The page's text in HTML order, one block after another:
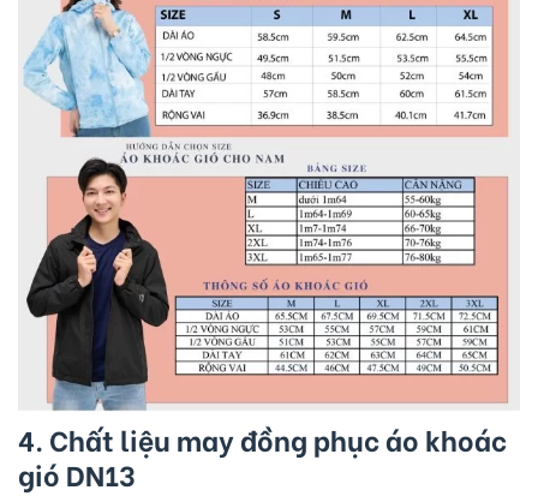
4. Chất liệu may đồng phục áo khoác
gió DN13